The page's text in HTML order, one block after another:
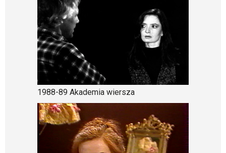
1988-89 Akademia wiersza